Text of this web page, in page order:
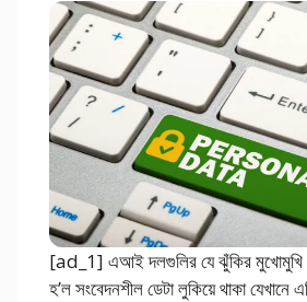
[ad_1] এআই দলগুলির যে ঝুঁকির মুখোমুখি
হ’ল সংবেদনশীল ডেটা লুকিয়ে থাকা যেখানে